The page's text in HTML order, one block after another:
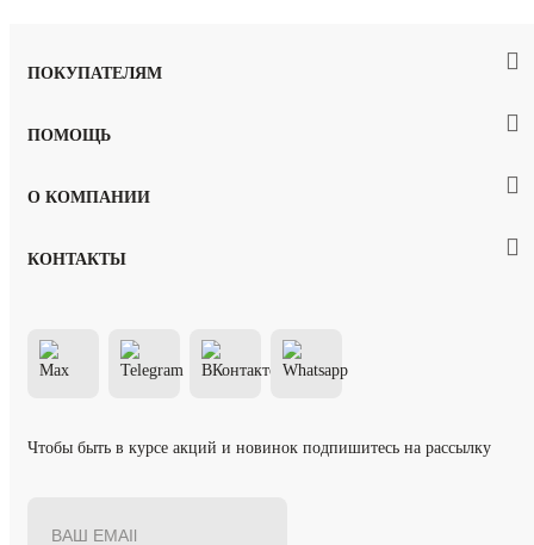
КОНТАКТЫ
ПОКУПАТЕЛЯМ
ПОМОЩЬ
О КОМПАНИИ
Чтобы быть в курсе акций и новинок подпишитесь на рассылку